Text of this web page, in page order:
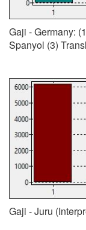
Gaji - Germany:
Spanyol (3)
Gaji - Juru